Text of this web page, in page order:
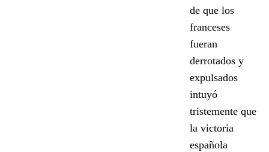
de que los
franceses
fueran
derrotados y
expulsados
intuyó
tristemente que
la victoria
española